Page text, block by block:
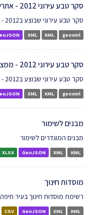
סקר טבע עירוני 2012 - אתרי טבע עירוני
סקר טבע עירוני שבוצע ב2012 - אתרי טבע עירוני
XML KML geoxml
סקר טבע עירוני 2012 - ממצאים עיקריים
סקר טבע עירוני שבוצע ב2012 - ממצאים עיקריים
XML KML geoxml
מבנים לשימור
מבנים המוגדרים לשימור
XLSX GeoJSON XML KML
מוסדות חינוך
רשימת מוסדות חינוך בעיר חיפה.
CSV GeoJSON XML KML